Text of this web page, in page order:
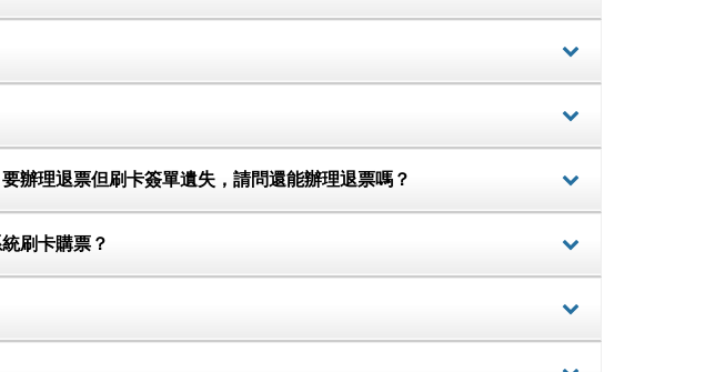
辦理退票但刷卡簽單遺失，請問還能辦理退票嗎？
刷卡購票？